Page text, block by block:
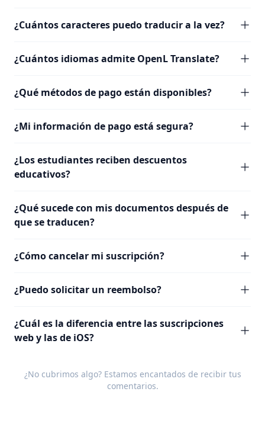
¿Cuántos caracteres puedo traducir a la vez?
¿Cuántos idiomas admite OpenL Translate?
¿Qué métodos de pago están disponibles?
¿Mi información de pago está segura?
¿Los estudiantes reciben descuentos
educativos?
¿Qué sucede con mis documentos después de
que se traducen?
¿Cómo cancelar mi suscripción?
¿Puedo solicitar un reembolso?
¿Cuál es la diferencia entre las suscripciones
web y las de iOS?
¿No cubrimos algo? Estamos encantados de recibir tus
comentarios.